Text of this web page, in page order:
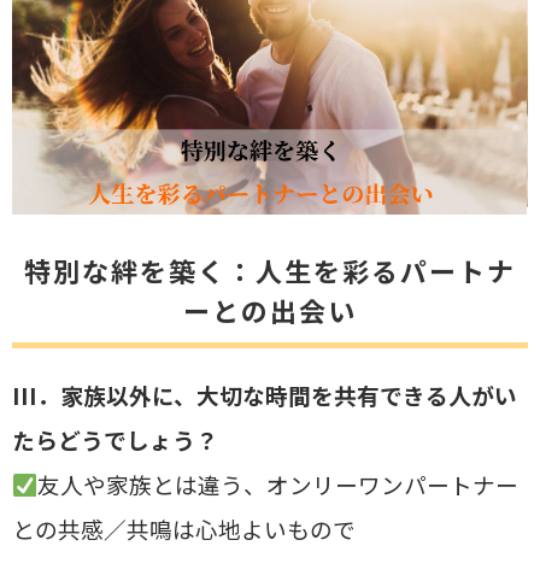
特別な絆を築く：人生を彩るパートナ
ーとの出会い
III．家族以外に、大切な時間を共有できる人がい
たらどうでしょう？
友人や家族とは違う、オンリーワンパートナー
との共感／共鳴は心地よいもので